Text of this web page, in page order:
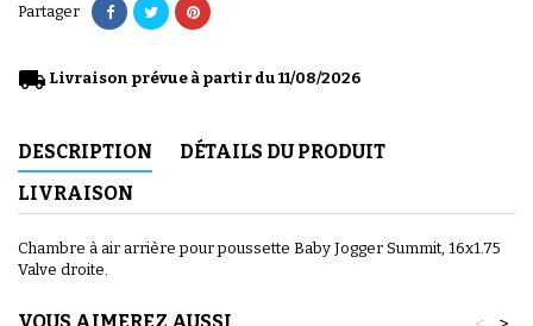
Partager
local_shipping Livraison prévue à partir du 11/08/2026
DESCRIPTION
DÉTAILS DU PRODUIT
LIVRAISON
Chambre à air arrière pour poussette Baby Jogger Summit, 16x1.75
Valve droite.